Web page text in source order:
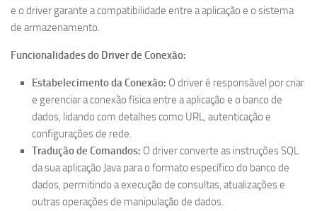
e o driver garante a compatibilidade entre a aplicação e o sistema
de armazenamento.
Funcionalidades do Driver de Conexão:
Estabelecimento da Conexão: O driver é responsável por criar
e gerenciar a conexão física entre a aplicação e o banco de
dados, lidando com detalhes como URL, autenticação e
configurações de rede.
Tradução de Comandos: O driver converte as instruções SQL
da sua aplicação Java para o formato específico do banco de
dados, permitindo a execução de consultas, atualizações e
outras operações de manipulação de dados.